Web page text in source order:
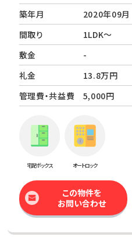
築年月
2020年09月
間取り
1LDK～
敷金
-
礼金
13.8万円
管理費・共益費
5,000円
宅配ボックス オートロック
この物件を
お問い合わせ